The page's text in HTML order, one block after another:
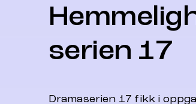
serien 17
Dramaserien 17 fikk i